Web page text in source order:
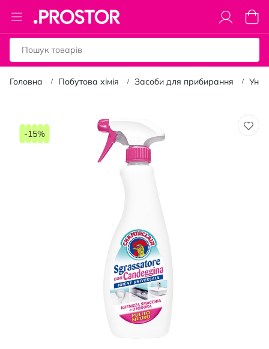
Toggle
Nav
Кошик
Головна Побутова хімія Засоби для прибирання
кінця
-15%